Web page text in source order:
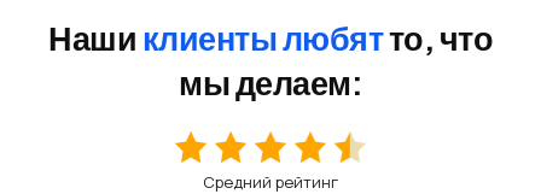
Наши клиенты любятто, что
мы делаем:
Средний рейтинг